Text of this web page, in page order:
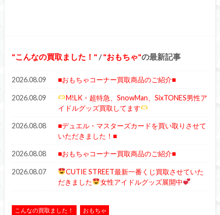
こんなの買取ました！ / おもちゃ の最新記事
2026.08.09 ■おもちゃコーナー買取商品のご紹介■
2026.08.09
M!LK・超特急、SnowMan、SixTONES男性ア
イドルグッズ買取してます
2026.08.08
■デュエル・マスターズカードを買い取りさせて
いただきました！■
2026.08.08 ■おもちゃコーナー買取商品のご紹介■
2026.08.07
CUTIE STREET最新一番くじ買取させていた
だきました
女性アイドルグッズ展開中
こんなの買取ました！ おもちゃ